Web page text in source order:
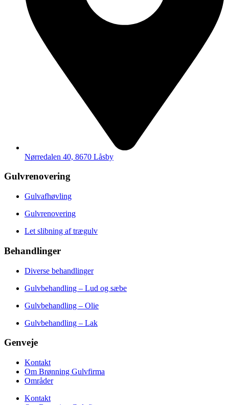
Nørredalen 40, 8670 Låsby
Gulvrenovering
Gulvafhøvling
Gulvrenovering
Let slibning af trægulv
Behandlinger
Diverse behandlinger
Gulvbehandling – Lud og sæbe
Gulvbehandling – Olie
Gulvbehandling – Lak
Genveje
Kontakt
Om Brønning Gulvfirma
Områder
Kontakt